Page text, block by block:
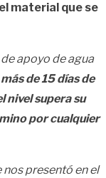
material que se
apoyo de agua
de 15 días de
nivel supera su
por cualquier
presentó en el